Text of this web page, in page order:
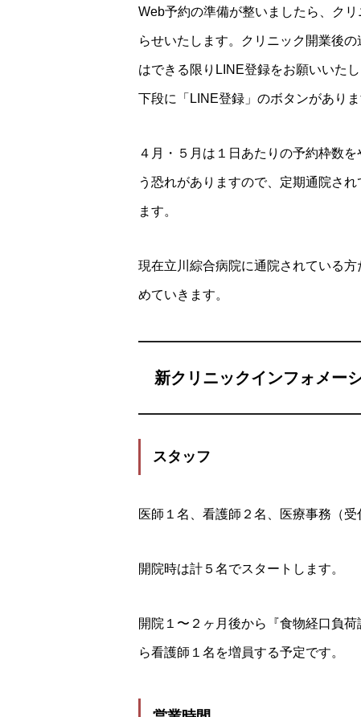
Web予約の準備が整いましたら、ク
らせいたします。クリニック開業後
はできる限りLINE登録をお願いいた
下段に「LINE登録」のボタンがありま
４月・５月は１日あたりの予約枠数
う恐れがありますので、定期通院さ
ます。
現在立川綜合病院に通院されている
めていきます。
新クリニックインフォメー
スタッフ
医師１名、看護師２名、医療事務（
開院時は計５名でスタートします。
開院１〜２ヶ月後から『食物経口負
ら看護師１名を増員する予定です。